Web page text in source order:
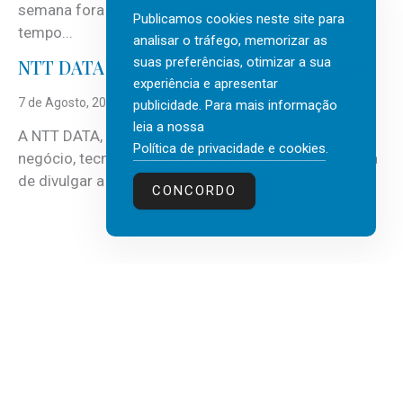
semana fora e os dias em que a casa fica mais
tempo...
NTT DATA Insurtech Global Outlook 2026
7 de Agosto, 2026
A NTT DATA, consultora global em serviços de
negócio, tecnologia e inteligência artificial (IA), acaba
de divulgar a mais recente...
Publicamos cookies neste site para
analisar o tráfego, memorizar as
suas preferências, otimizar a sua
experiência e apresentar
publicidade. Para mais informação
leia a nossa
Política de privacidade e cookies.
CONCORDO